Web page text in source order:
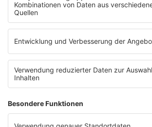
19.08.2024
Lisa Stansfield - All Around the
12.08.2024
Nik Kershaw - Wouldn’t It Be